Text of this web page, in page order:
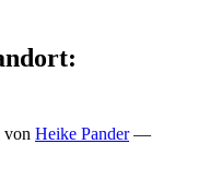
von Heike Pander —